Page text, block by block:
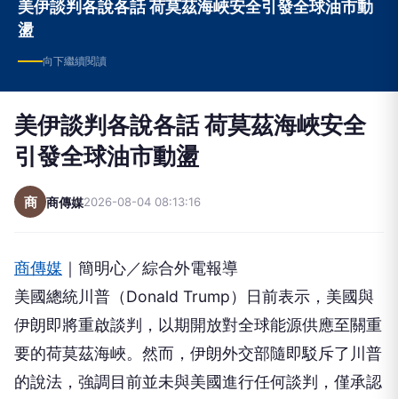
美伊談判各說各話 荷莫茲海峽安全引發全球油市動
盪
向下繼續閱讀
美伊談判各說各話 荷莫茲海峽安全
引發全球油市動盪
商 商傳媒2026-08-04 08:13:16
商傳媒 ｜簡明心／綜合外電報導
美國總統川普（Donald Trump）日前表示，美國與
伊朗即將重啟談判，以期開放對全球能源供應至關重
要的荷莫茲海峽。然而，伊朗外交部隨即駁斥了川普
的說法，強調目前並未與美國進行任何談判，僅承認